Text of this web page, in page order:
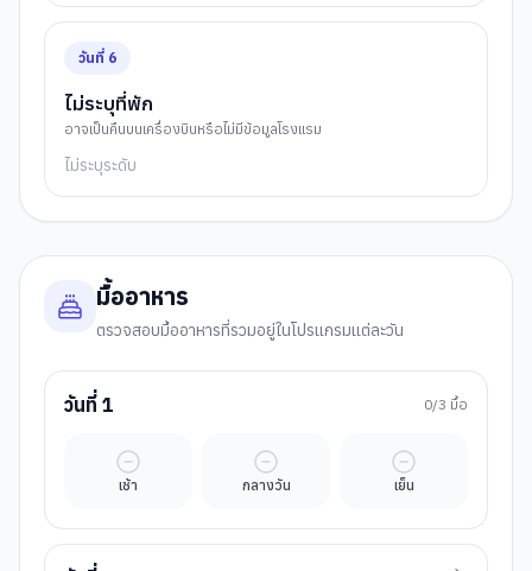
วันที่ 6
ไม่ระบุที่พัก
อาจเป็นคืนบนเครื่องบินหรือไม่มีข้อมูลโรงแรม
ไม่ระบุระดับ
มื้ออาหาร
ตรวจสอบมื้ออาหารที่รวมอยู่ในโปรแกรมแต่ละวัน
วันที่ 1 0/3 มื้อ
เช้า
มื้ออิสระ
กลางวัน
มื้ออิสระ
เย็น
มื้ออิสระ